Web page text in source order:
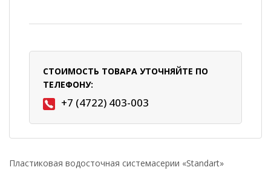
СТОИМОСТЬ ТОВАРА УТОЧНЯЙТЕ ПО
ТЕЛЕФОНУ:
+7 (4722) 403-003
Пластиковая водосточная системасерии «Standart»